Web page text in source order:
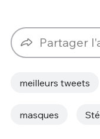
Partager
meilleurs tweets
masques